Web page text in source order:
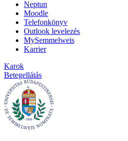
Neptun
Moodle
Telefonkönyv
Outlook levelezés
MySemmelweis
Karrier
Karok
Betegellátás